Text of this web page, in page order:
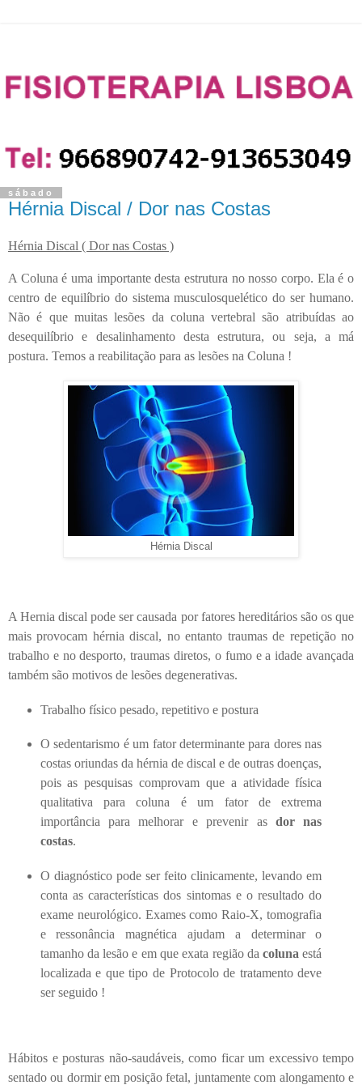
sábado
Hérnia Discal / Dor nas Costas
Hérnia Discal ( Dor nas Costas )
A Coluna é uma importante desta estrutura no nosso corpo. Ela é o
centro de equilíbrio do sistema musculosquelético do ser humano.
Não é que muitas lesões da coluna vertebral são atribuídas ao
desequilíbrio e desalinhamento desta estrutura, ou seja, a má
postura. Temos a reabilitação para as lesões na Coluna !
Hérnia Discal
A Hernia discal pode ser causada por fatores hereditários são os que
mais provocam hérnia discal, no entanto traumas de repetição no
trabalho e no desporto, traumas diretos, o fumo e a idade avançada
também são motivos de lesões degenerativas.
Trabalho físico pesado, repetitivo e postura
O sedentarismo é um fator determinante para dores nas
costas oriundas da hérnia de discal e de outras doenças,
pois as pesquisas comprovam que a atividade física
qualitativa para coluna é um fator de extrema
importância para melhorar e prevenir asdor nas
costas.
O diagnóstico pode ser feito clinicamente, levando em
conta as características dos sintomas e o resultado do
exame neurológico. Exames como Raio-X, tomografia
e ressonância magnética ajudam a determinar o
tamanho da lesão e em que exata região dacoluna está
localizada e que tipo de Protocolo de tratamento deve
ser seguido !
Hábitos e posturas não-saudáveis, como ficar um excessivo tempo
sentado ou dormir em posição fetal, juntamente com alongamento e